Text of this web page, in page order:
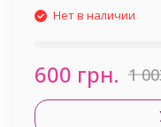
Нет в наличии
600 грн. 1